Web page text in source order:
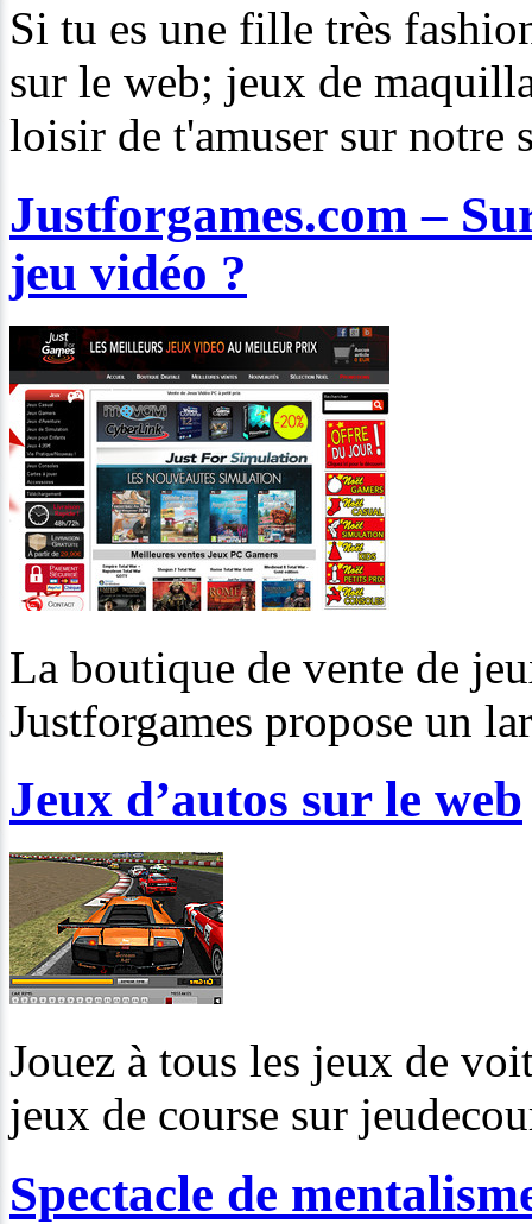
Si tu es une fille très
sur le web; jeux de
loisir de t'amuser sur notre
Justforgames.com –
jeu vidéo ?
La boutique de vente de
Justforgames propose un
Jeux d’autos sur le web
Jouez à tous les jeux de
jeux de course sur
Spectacle de